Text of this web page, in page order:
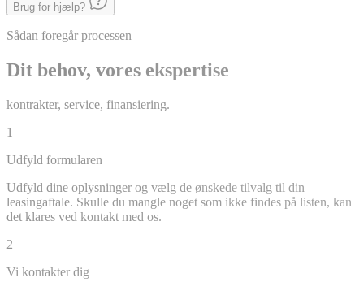
Brug for hjælp?
Sådan foregår processen
Dit behov, vores ekspertise
kontrakter, service, finansiering.
1
Udfyld formularen
Udfyld dine oplysninger og vælg de ønskede tilvalg til din
leasingaftale. Skulle du mangle noget som ikke findes på listen, kan
det klares ved kontakt med os.
2
Vi kontakter dig